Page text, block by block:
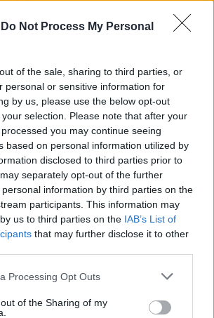
Do Not Process My Personal
of the sale, sharing to third parties, or
personal or sensitive information for
by us, please use the below opt-out
selection. Please note that after your
you may continue seeing
based on personal information utilized by
disclosed to third parties prior to
separately opt-out of the further
information by third parties on the
participants. This information may
us to third parties on the IAB’s List of
that may further disclose it to other
Processing Opt Outs
of the Sharing of my
l'opera: vuole vincere le
e sperare che qualcuna
al suo bomber da
cifra stagionale: il Parma è nel
- Ha ritrovato gol, sorrisi e
reti nelle ultime due, decisivo
Verona e a Lecce, un +3 lampo
le speranze Champions verso
cammino la sua ex squadra a
di ripetersi.